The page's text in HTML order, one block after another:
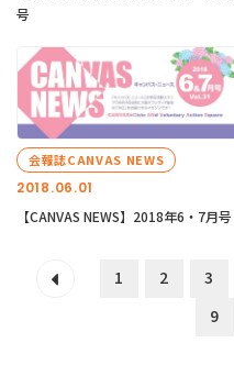
号
2018.06.01
会報誌CANVAS NEWS
【CANVAS NEWS】2018年6・7月号
1 2 3
9